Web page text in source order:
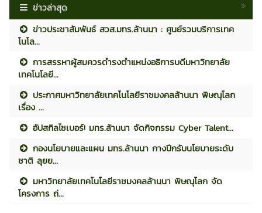
ข่าวล่าสุด
ข่าวประชาสัมพันธ์ สวส.มทร.ล้านนา : ศูนย์รวมบริการเทค
โนโล...
การสรรหาผู้สมควรดำรงตำแหน่งอธิการบดีมหาวิทยาลัย
เทคโนโลยี...
ประกาศมหาวิทยาลัยเทคโนโลยีราชมงคลล้านนา พิษณุโลก
เรื่อง ...
อัปสกิลไซเบอร์! มทร.ล้านนา จัดกิจกรรม Cyber Talent...
กองนโยบายและแผน มทร.ล้านนา กางปีกรับนโยบายระดับ
ชาติ ลุยย...
มหาวิทยาลัยเทคโนโลยีราชมงคลล้านนา พิษณุโลก จัด
โครงการ ถ่...